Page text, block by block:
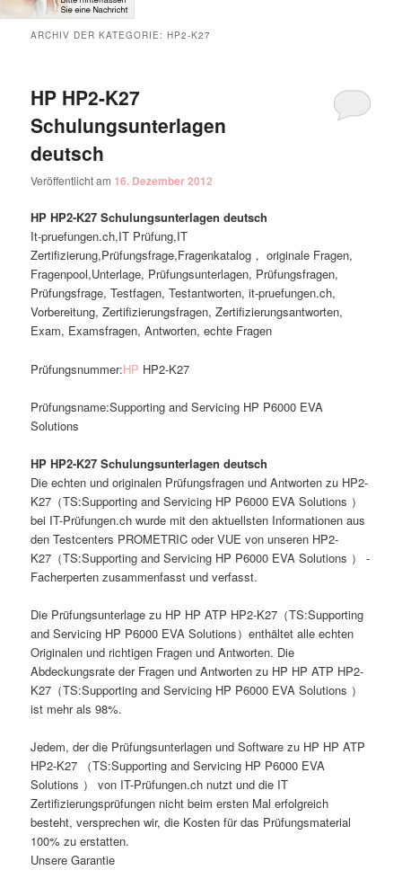
ARCHIV DER KATEGORIE:HP2-K27
HP HP2-K27
Schulungsunterlagen
deutsch
Veröffentlicht am 16. Dezember 2012
HP HP2-K27 Schulungsunterlagen deutsch
It-pruefungen.ch,IT Prüfung,IT
Zertifizierung,Prüfungsfrage,Fragenkatalog， originale Fragen,
Fragenpool,Unterlage, Prüfungsunterlagen, Prüfungsfragen,
Prüfungsfrage, Testfagen, Testantworten, it-pruefungen.ch,
Vorbereitung, Zertifizierungsfragen, Zertifizierungsantworten,
Exam, Examsfragen, Antworten, echte Fragen
Prüfungsnummer:HP HP2-K27
Prüfungsname:Supporting and Servicing HP P6000 EVA
Solutions
HP HP2-K27 Schulungsunterlagen deutsch
Die echten und originalen Prüfungsfragen und Antworten zu HP2-
K27（TS:Supporting and Servicing HP P6000 EVA Solutions ）
bei IT-Prüfungen.ch wurde mit den aktuellsten Informationen aus
den Testcenters PROMETRIC oder VUE von unseren HP2-
K27（TS:Supporting and Servicing HP P6000 EVA Solutions ） -
Facherperten zusammenfasst und verfasst.
Die Prüfungsunterlage zu HP HP ATP HP2-K27（TS:Supporting
and Servicing HP P6000 EVA Solutions）enthältet alle echten
Originalen und richtigen Fragen und Antworten. Die
Abdeckungsrate der Fragen und Antworten zu HP HP ATP HP2-
K27（TS:Supporting and Servicing HP P6000 EVA Solutions ）
ist mehr als 98%.
Jedem, der die Prüfungsunterlagen und Software zu HP HP ATP
HP2-K27 （TS:Supporting and Servicing HP P6000 EVA
Solutions ） von IT-Prüfungen.ch nutzt und die IT
Zertifizierungsprüfungen nicht beim ersten Mal erfolgreich
besteht, versprechen wir, die Kosten für das Prüfungsmaterial
100% zu erstatten.
Unsere Garantie